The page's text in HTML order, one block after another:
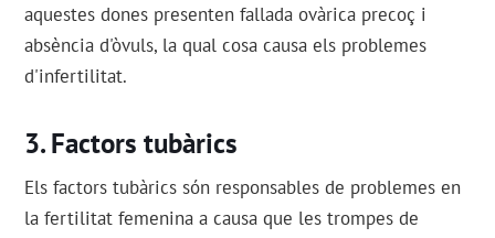
aquestes dones presenten fallada ovàrica precoç i
absència d'òvuls, la qual cosa causa els problemes
d'infertilitat.
Factors tubàrics
Els factors tubàrics són responsables de problemes en
la fertilitat femenina a causa que les trompes de